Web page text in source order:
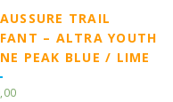
TRAIL
– ALTRA YOUTH
PEAK BLUE / LIME